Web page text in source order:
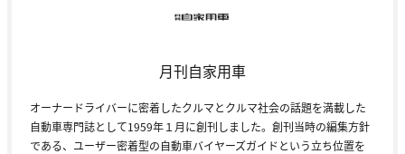
月刊自家用車
オーナードライバーに密着したクルマとクルマ社会の話題を満載した
自動車専門誌として1959年１月に創刊しました。創刊当時の編集方針
である、ユーザー密着型の自動車バイヤーズガイドという立ち位置を